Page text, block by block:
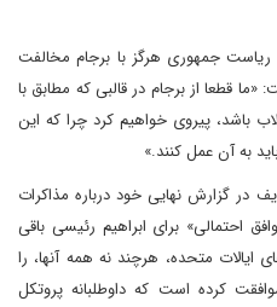
ریاست جمهوری هرگز با برجام مخالفت
قطعا از برجام در قالبی که مطابق با
باشد، پیروی خواهیم کرد چرا که این
به آن عمل کنند.»
در گزارش نهایی خود درباره مذاکرات
احتمالی» برای ابراهیم رئیسی باقی
متحده، هرچند نه همه آنها، را
کرده است که داوطلبانه پروتکل